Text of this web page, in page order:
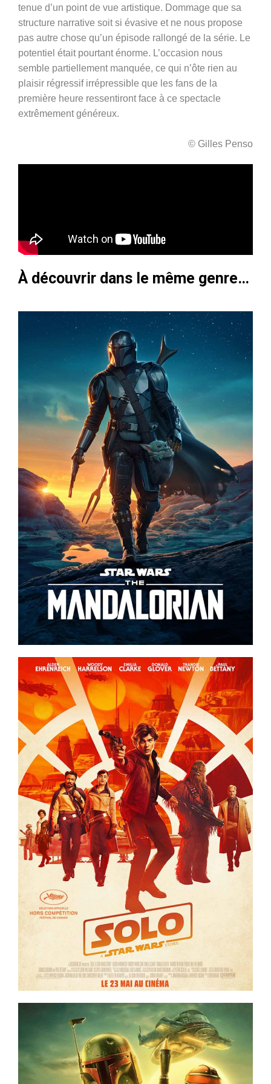
tenue d’un point de vue artistique. Dommage que sa
structure narrative soit si évasive et ne nous propose
pas autre chose qu’un épisode rallongé de la série. Le
potentiel était pourtant énorme. L’occasion nous
semble partiellement manquée, ce qui n’ôte rien au
plaisir régressif irrépressible que les fans de la
première heure ressentiront face à ce spectacle
extrêmement généreux.
© Gilles Penso
À découvrir dans le même genre…